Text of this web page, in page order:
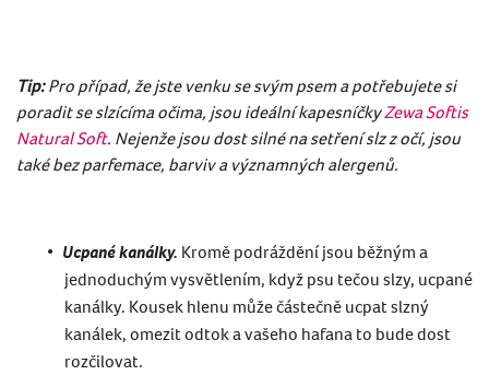
Tip: Pro případ, že jste venku se svým psem a potřebujete si
poradit se slzícíma očima, jsou ideální kapesníčkyZewa Softis
Natural Soft. Nejenže jsou dost silné na setření slz z očí, jsou
také bez parfemace, barviv a významných alergenů.
Ucpané kanálky. Kromě podráždění jsou běžným a
jednoduchým vysvětlením, když psu tečou slzy, ucpané
kanálky. Kousek hlenu může částečně ucpat slzný
kanálek, omezit odtok a vašeho hafana to bude dost
rozčilovat.